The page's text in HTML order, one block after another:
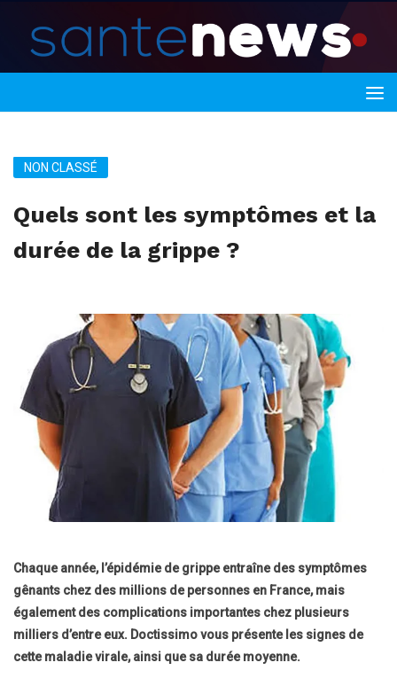
NON CLASSÉ
Quels sont les symptômes et la
durée de la grippe ?
Chaque année, l’épidémie de grippe entraîne des symptômes
gênants chez des millions de personnes en France, mais
également des complications importantes chez plusieurs
milliers d’entre eux. Doctissimo vous présente les signes de
cette maladie virale, ainsi que sa durée moyenne.